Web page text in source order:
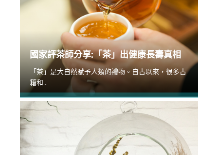
國家評茶師分享:「茶」出健康長壽真相
「茶」是大自然賦予人類的禮物。自古以來，很多古
籍和...